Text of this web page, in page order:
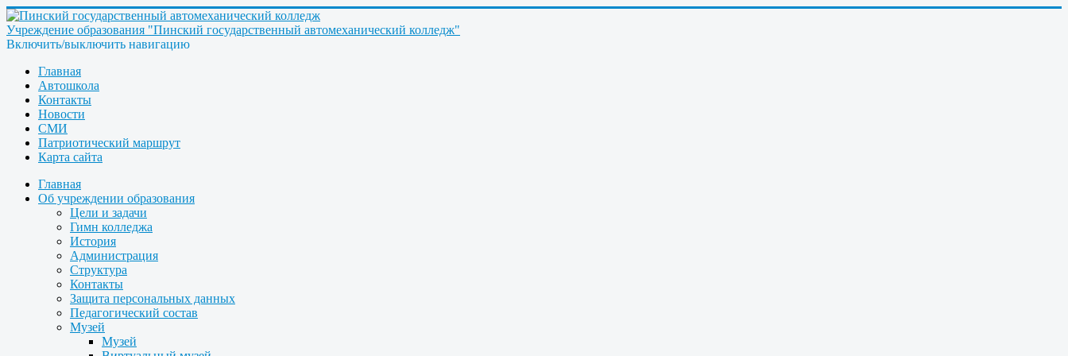
Учреждение образования "Пинский государственный автомеханический колледж"
Включить/выключить навигацию
Главная
Автошкола
Контакты
Новости
СМИ
Патриотический маршрут
Карта сайта
Главная
Об учреждении образования
Цели и задачи
Гимн колледжа
История
Администрация
Структура
Контакты
Защита персональных данных
Педагогический состав
Музей
Музей